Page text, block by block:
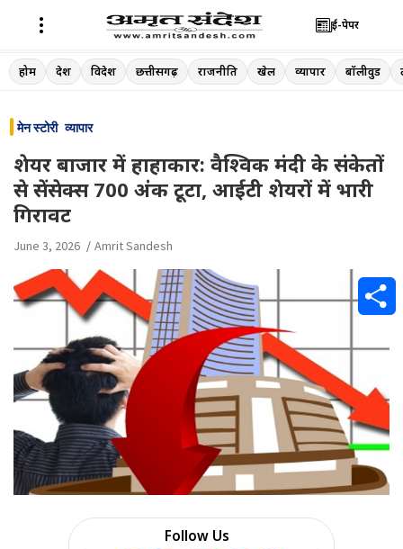
Skip
to
ई-पेपर
होम देश विदेश छत्तीसगढ़ राजनीति खेल व्यापार बॉलीवुड
मेन स्टोरी व्यापार
शेयर बाजार में हाहाकार: वैश्विक मंदी के संकेतों
से सेंसेक्स 700 अंक टूटा, आईटी शेयरों में भारी
गिरावट
June 3, 2026 Amrit Sandesh
Follow Us
r
e